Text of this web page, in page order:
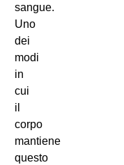
sangue.
Uno
dei
modi
in
cui
il
corpo
mantiene
questo